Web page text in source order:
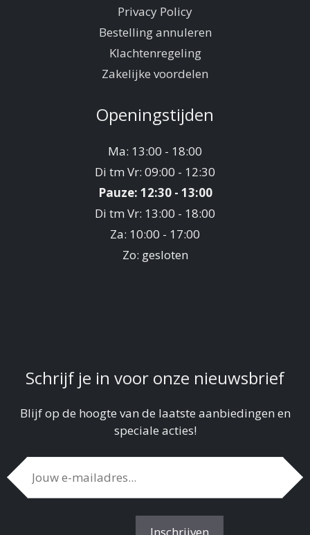
Privacy Policy
Bestelling annuleren
Klachtenregeling
Zakelijke voordelen
Openingstijden
Ma: 13:00 - 18:00
Di tm Vr: 09:00 - 12:30
Pauze: 12:30 - 13:00
Di tm Vr: 13:00 - 18:00
Za: 10:00 - 17:00
Zo: gesloten
Schrijf je in voor onze nieuwsbrief
Blijf op de hoogte van de laatste aanbiedingen en
speciale acties!